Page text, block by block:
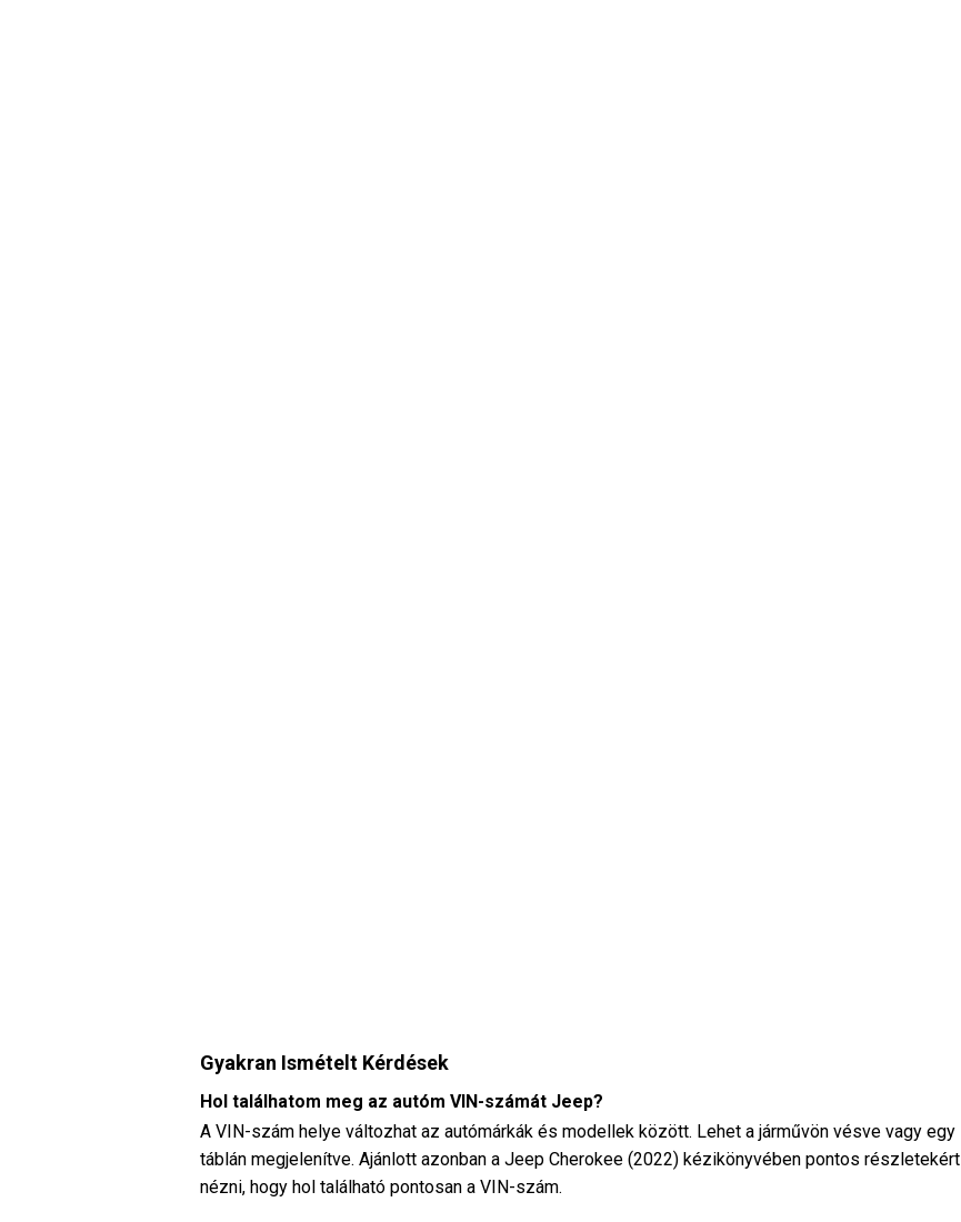
Gyakran Ismételt Kérdések
Hol találhatom meg az autóm VIN-számát Jeep?
A VIN-szám helye változhat az autómárkák és modellek között. Lehet a járművön vésve vagy egy
táblán megjelenítve. Ajánlott azonban a Jeep Cherokee (2022) kézikönyvében pontos részletekért
nézni, hogy hol található pontosan a VIN-szám.